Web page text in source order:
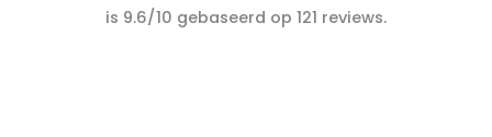
is 9.6/10 gebaseerd op 121 reviews.